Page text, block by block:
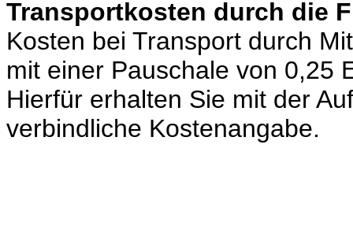
Transportkosten durch die
Kosten bei Transport durch
mit einer Pauschale von 0,25
Hierfür erhalten Sie mit der
verbindliche Kostenangabe.